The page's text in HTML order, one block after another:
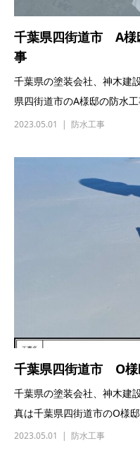
千葉県四街道市 A
事
千葉県の塗装会社、神木建
県四街道市のA様邸の防水
2023.05.01 防水工事
千葉県四街道市 O
千葉県の塗装会社、神木建
真は千葉県四街道市のO様
2023.05.01 防水工事